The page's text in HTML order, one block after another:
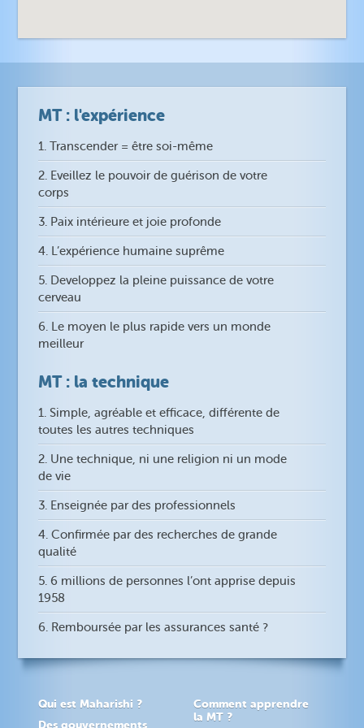
MT : l'expérience
1. Transcender = être soi-même
2. Eveillez le pouvoir de guérison de votre
corps
3. Paix intérieure et joie profonde
4. L’expérience humaine suprême
5. Developpez la pleine puissance de votre
cerveau
6. Le moyen le plus rapide vers un monde
meilleur
MT : la technique
1. Simple, agréable et efficace, différente de
toutes les autres techniques
2. Une technique, ni une religion ni un mode
de vie
3. Enseignée par des professionnels
4. Confirmée par des recherches de grande
qualité
5. 6 millions de personnes l’ont apprise depuis
1958
6. Remboursée par les assurances santé ?
Qui est Maharishi ?
Des gouvernements
Comment apprendre
la MT ?